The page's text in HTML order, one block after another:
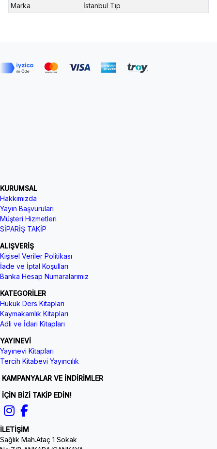
Marka
İstanbul Tıp
KURUMSAL
Hakkımızda
Yayın Başvuruları
Müşteri Hizmetleri
SİPARİŞ TAKİP
ALIŞVERİŞ
Kişisel Veriler Politikası
İade ve İptal Koşulları
Banka Hesap Numaralarımız
KATEGORİLER
Hukuk Ders Kitapları
Kaymakamlık Kitapları
Adli ve İdari Kitapları
YAYINEVİ
Yayınevi Kitapları
Tercih Kitabevi Yayıncılık
KAMPANYALAR VE İNDİRİMLER
İÇİN BİZİ TAKİP EDİN!
İLETİŞİM
Sağlık Mah.Ataç 1 Sokak